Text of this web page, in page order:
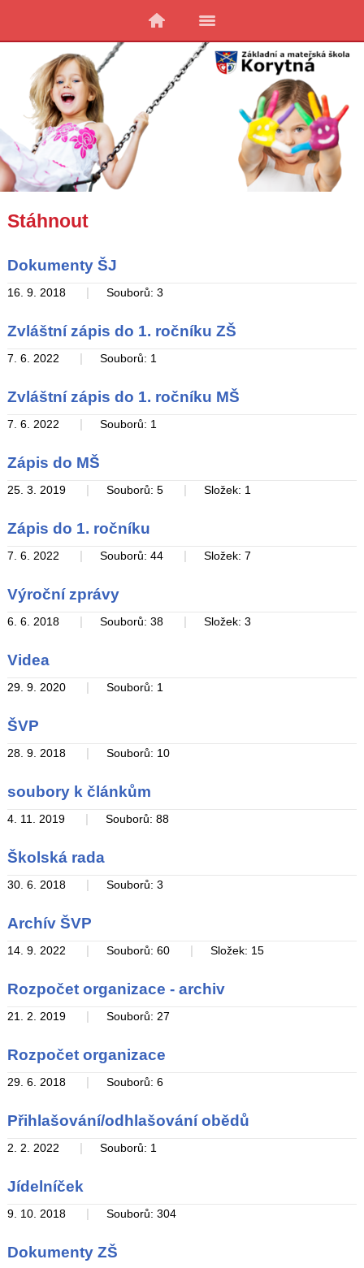
Stáhnout
Dokumenty ŠJ
16. 9. 2018 | Souborů: 3
Zvláštní zápis do 1. ročníku ZŠ
7. 6. 2022 | Souborů: 1
Zvláštní zápis do 1. ročníku MŠ
7. 6. 2022 | Souborů: 1
Zápis do MŠ
25. 3. 2019 | Souborů: 5 | Složek: 1
Zápis do 1. ročníku
7. 6. 2022 | Souborů: 44 | Složek: 7
Výroční zprávy
6. 6. 2018 | Souborů: 38 | Složek: 3
Videa
29. 9. 2020 | Souborů: 1
ŠVP
28. 9. 2018 | Souborů: 10
soubory k článkům
4. 11. 2019 | Souborů: 88
Školská rada
30. 6. 2018 | Souborů: 3
Archív ŠVP
14. 9. 2022 | Souborů: 60 | Složek: 15
Rozpočet organizace - archiv
21. 2. 2019 | Souborů: 27
Rozpočet organizace
29. 6. 2018 | Souborů: 6
Přihlašování/odhlašování obědů
2. 2. 2022 | Souborů: 1
Jídelníček
9. 10. 2018 | Souborů: 304
Dokumenty ZŠ